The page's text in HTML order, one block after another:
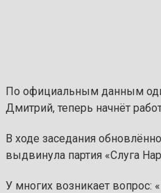
По официальным данным
Дмитрий, теперь начнёт
В ходе заседания
выдвинула партия «Слуга
У многих возникает вопрос: